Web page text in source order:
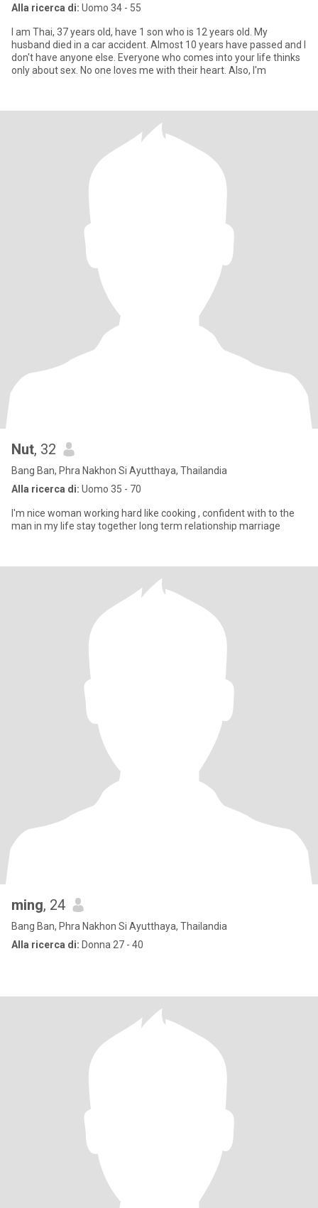
Alla ricerca di: Uomo 34 - 55
I am Thai, 37 years old, have 1 son who is 12 years old. My
husband died in a car accident. Almost 10 years have passed and I
don't have anyone else. Everyone who comes into your life thinks
only about sex. No one loves me with their heart. Also, I'm
Nut, 32
Bang Ban, Phra Nakhon Si Ayutthaya, Thailandia
Alla ricerca di: Uomo 35 - 70
I'm nice woman working hard like cooking , confident with to the
man in my life stay together long term relationship marriage
ming, 24
Bang Ban, Phra Nakhon Si Ayutthaya, Thailandia
Alla ricerca di: Donna 27 - 40